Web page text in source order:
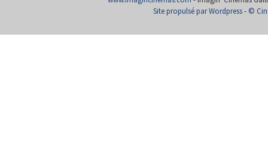
Site propulsé par Wordpress- ©